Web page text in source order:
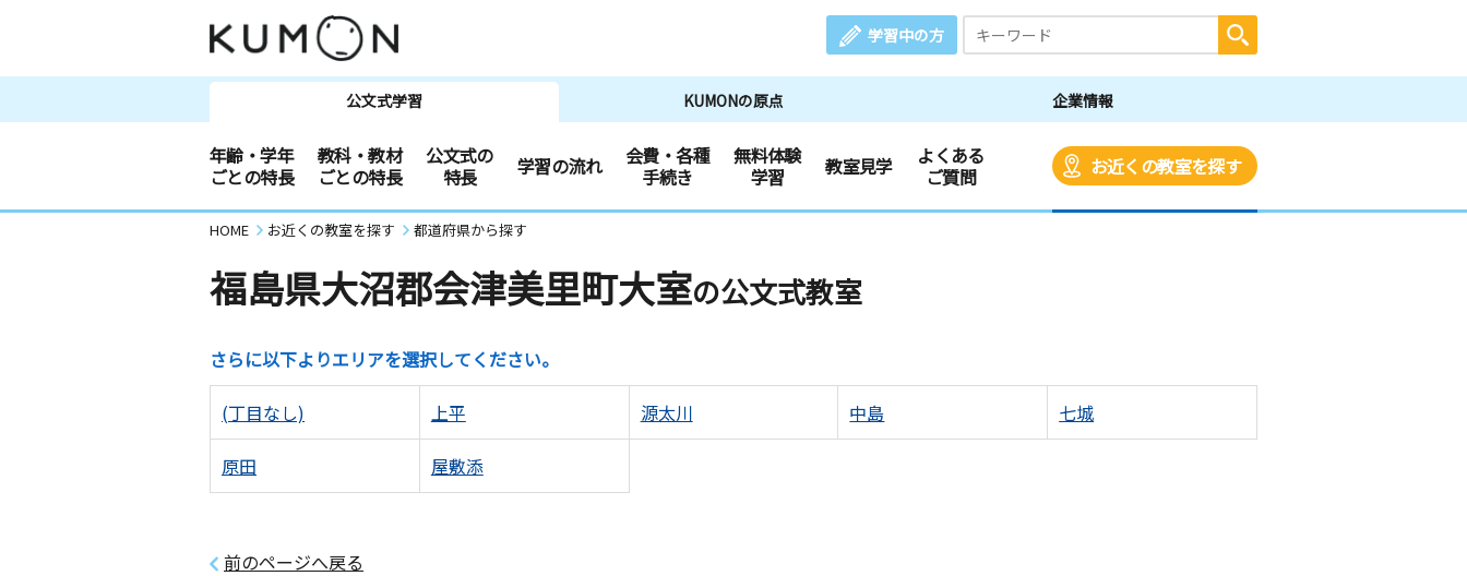
学習中の方
公文式学習 KUMONの原点 企業情報
年齢・学年
ごとの特長
教科・教材
ごとの特長
公文式の
特長
学習の流れ
会費・各種
手続き
無料体験
学習
教室見学
よくある
ご質問
お近くの教室を探す
HOME お近くの教室を探す 都道府県から探す
福島県大沼郡会津美里町大室の公文式教室
さらに以下よりエリアを選択してください。
(丁目なし) 上平 源太川 中島 七城
原田 屋敷添
前のページへ戻る